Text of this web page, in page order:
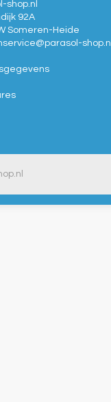
shop.nl
92A
Someren-Heide
parasol-shop.nl